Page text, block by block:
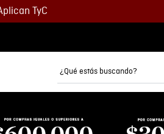
TyC
¿Qué estás buscando?